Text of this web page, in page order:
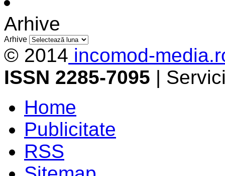
Arhive
Arhive
© 2014 incomod-
ISSN 2285-7095 |
Home
Publicitate
RSS